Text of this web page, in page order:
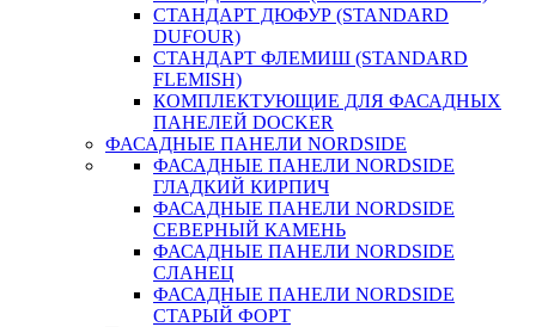
СТАНДАРТ ДЮФУР (STANDARD
DUFOUR)
СТАНДАРТ ФЛЕМИШ (STANDARD
FLEMISH)
КОМПЛЕКТУЮЩИЕ ДЛЯ ФАСАДНЫХ
ПАНЕЛЕЙ DOCKER
ФАСАДНЫЕ ПАНЕЛИ NORDSIDE
ФАСАДНЫЕ ПАНЕЛИ NORDSIDE
ГЛАДКИЙ КИРПИЧ
ФАСАДНЫЕ ПАНЕЛИ NORDSIDE
СЕВЕРНЫЙ КАМЕНЬ
ФАСАДНЫЕ ПАНЕЛИ NORDSIDE
СЛАНЕЦ
ФАСАДНЫЕ ПАНЕЛИ NORDSIDE
СТАРЫЙ ФОРТ